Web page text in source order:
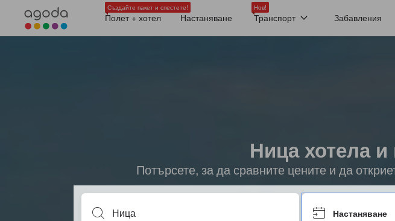
Създайте пакет и спестете!
Полет + хотел Настаняване
Нов!
Транспорт Забавления
Ница хотела и
Потърсете, за да сравните цените и да
Настаняване